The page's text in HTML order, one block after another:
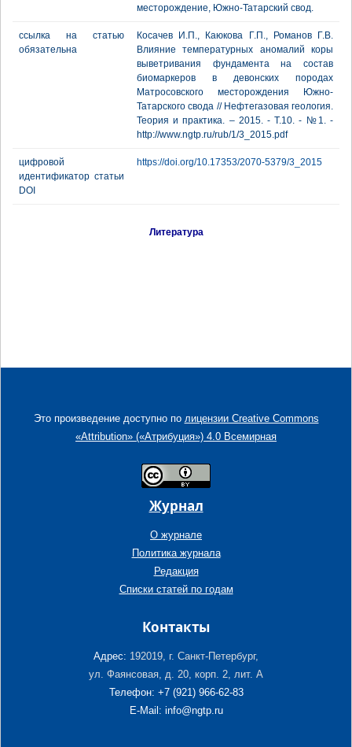
месторождение, Южно-Татарский свод.
ссылка на статью
обязательна
Косачев И.П., Каюкова Г.П., Романов Г.В.
Влияние температурных аномалий коры
выветривания фундамента на состав
биомаркеров в девонских породах
Матросовского месторождения Южно-
Татарского свода // Нефтегазовая геология.
Теория и практика. – 2015. - Т.10. - №1. -
http://www.ngtp.ru/rub/1/3_2015.pdf
цифровой
идентификатор статьи
DOI
https://doi.org/10.17353/2070-5379/3_2015
Литература
Это произведение доступно по лицензии Creative Commons
«Attribution» («Атрибуция») 4.0 Всемирная
Журнал
О журнале
Политика журнала
Редакция
Списки статей по годам
Контакты
Адрес: 192019, г. Санкт-Петербург,
ул. Фаянсовая, д. 20, корп. 2, лит. А
Телефон: +7 (921) 966-62-83
E-Mail: info@ngtp.ru